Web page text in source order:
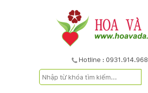
Hotline : 0931.914.968